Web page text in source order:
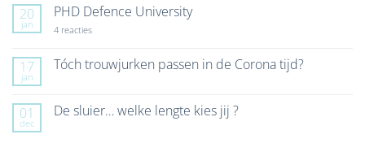
Vanaf
7
mei
up
store
20
jan
PHD Defence University
4 reactiesop
University
17
jan
Tóch trouwjurken passen in de Corona tijd?
Tóch
01
dec
De sluier… welke lengte kies jij ?